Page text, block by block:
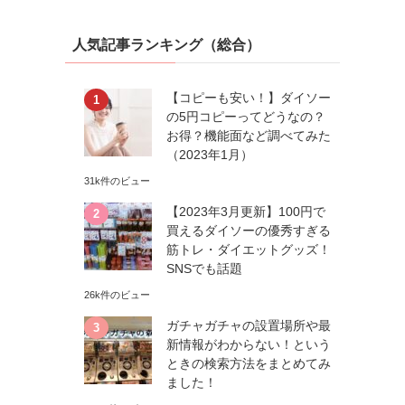
人気記事ランキング（総合）
【コピーも安い！】ダイソー
の5円コピーってどうなの？
お得？機能面など調べてみた
（2023年1月）
31k件のビュー
【2023年3月更新】100円で
買えるダイソーの優秀すぎる
筋トレ・ダイエットグッズ！
SNSでも話題
26k件のビュー
ガチャガチャの設置場所や最
新情報がわからない！という
ときの検索方法をまとめてみ
ました！